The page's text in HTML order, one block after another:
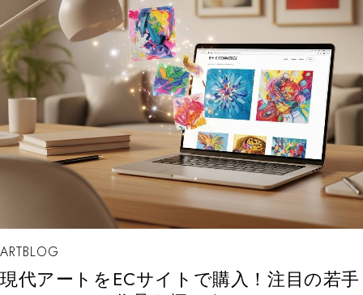
ARTBLOG
現代アートをECサイトで購入！注目の若手